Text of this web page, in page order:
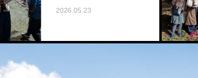
2026.05.23